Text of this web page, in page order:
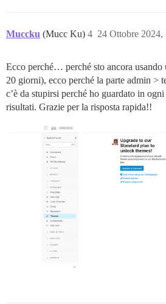
Muccku (Mucc Ku) 24 Ottobre 2024,
4
Ecco perché… perché sto ancora usando
20 giorni), ecco perché la parte admin >
c’è da stupirsi perché ho guardato in
risultati. Grazie per la risposta rapida!!